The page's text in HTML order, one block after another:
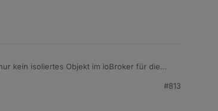
kein isoliertes Objekt im ioBroker für die
auch gar nicht notwendig. Beste Grüße#813